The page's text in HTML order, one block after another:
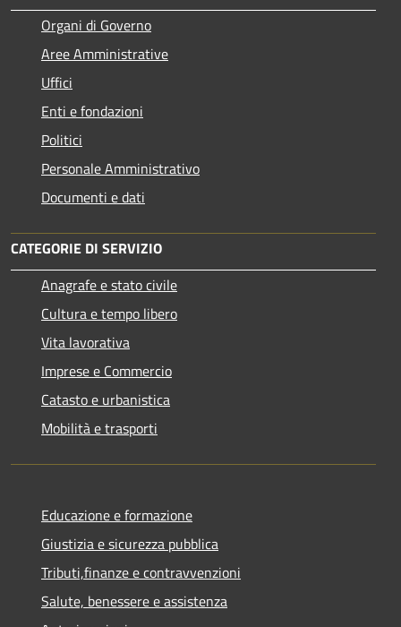
Organi di Governo
Aree Amministrative
Uffici
Enti e fondazioni
Politici
Personale Amministrativo
Documenti e dati
CATEGORIE DI SERVIZIO
Anagrafe e stato civile
Cultura e tempo libero
Vita lavorativa
Imprese e Commercio
Catasto e urbanistica
Mobilità e trasporti
Educazione e formazione
Giustizia e sicurezza pubblica
Tributi,finanze e contravvenzioni
Salute, benessere e assistenza